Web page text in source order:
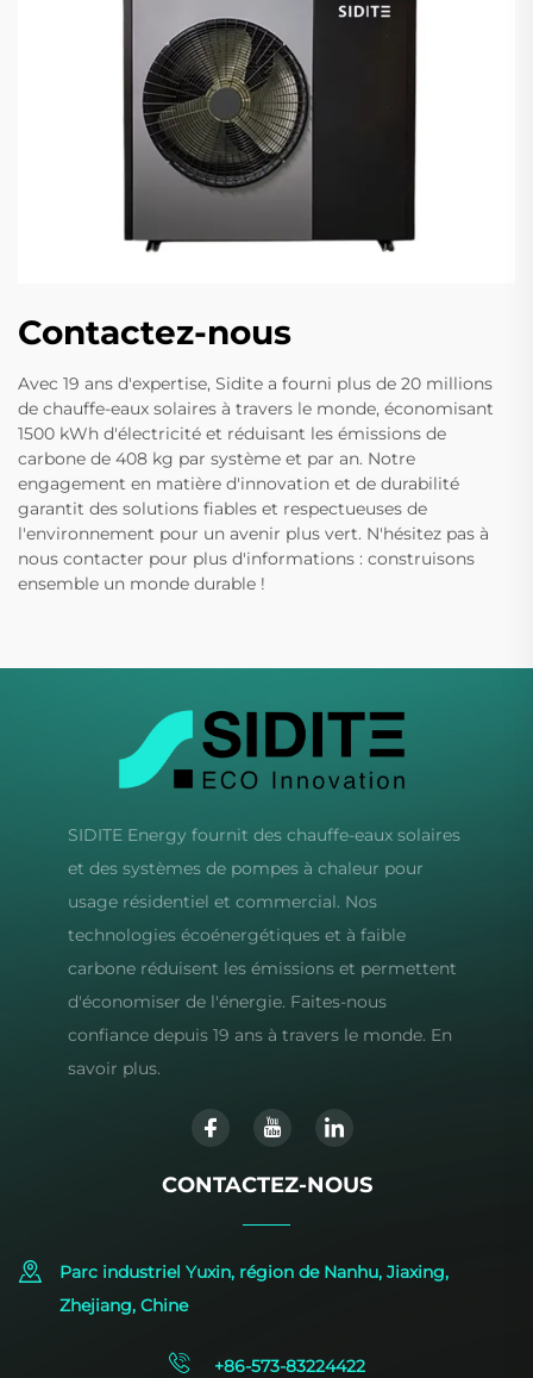
Contactez-nous
Avec 19 ans d'expertise, Sidite a fourni plus de 20 millions
de chauffe-eaux solaires à travers le monde, économisant
1500 kWh d'électricité et réduisant les émissions de
carbone de 408 kg par système et par an. Notre
engagement en matière d'innovation et de durabilité
garantit des solutions fiables et respectueuses de
l'environnement pour un avenir plus vert. N'hésitez pas à
nous contacter pour plus d'informations : construisons
ensemble un monde durable !
SIDITE Energy fournit des chauffe-eaux solaires
et des systèmes de pompes à chaleur pour
usage résidentiel et commercial. Nos
technologies écoénergétiques et à faible
carbone réduisent les émissions et permettent
d'économiser de l'énergie. Faites-nous
confiance depuis 19 ans à travers le monde. En
savoir plus.
CONTACTEZ-NOUS
Parc industriel Yuxin, région de Nanhu, Jiaxing,
Zhejiang, Chine
+86-573-83224422